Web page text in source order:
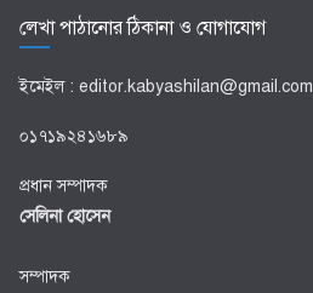
লেখা পাঠানোর ঠিকানা ও যোগাযোগ
ইমেইল : editor.kabyashilan@gmail.com
০১৭১৯২৪১৬৮৯
প্রধান সম্পাদক
সেলিনা হোসেন
সম্পাদক